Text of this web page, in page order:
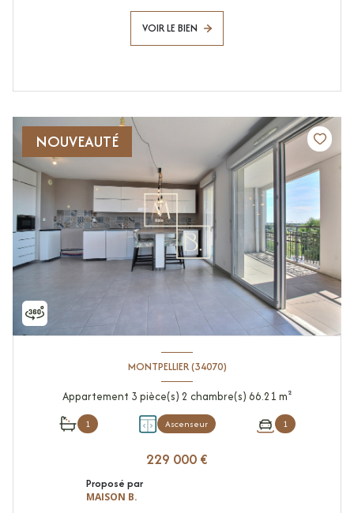
VOIR LE BIEN
NOUVEAUTÉ
MONTPELLIER (34070)
Appartement 3 pièce(s) 2 chambre(s) 66.21 m²
1 Ascenseur 1
229 000 €
Proposé par
MAISON B.